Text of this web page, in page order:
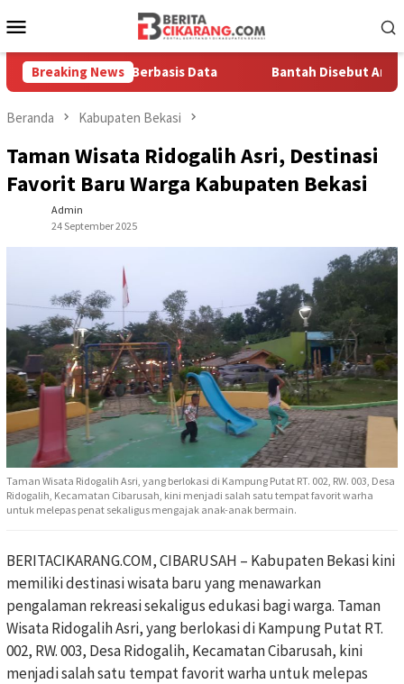
ke
Mobile
Breaking News
Solusi Berbasis Data Bantah Disebut Arogan, Kuasa
Beranda Kabupaten Bekasi
Taman Wisata Ridogalih Asri, Destinasi
Favorit Baru Warga Kabupaten Bekasi
Admin
24 September 2025
Taman Wisata Ridogalih Asri, yang berlokasi di Kampung Putat RT. 002, RW. 003, Desa
Ridogalih, Kecamatan Cibarusah, kini menjadi salah satu tempat favorit warha
untuk melepas penat sekaligus mengajak anak-anak bermain.
BERITACIKARANG.COM, CIBARUSAH – Kabupaten Bekasi kini
memiliki destinasi wisata baru yang menawarkan
pengalaman rekreasi sekaligus edukasi bagi warga. Taman
Wisata Ridogalih Asri, yang berlokasi di Kampung Putat RT.
002, RW. 003, Desa Ridogalih, Kecamatan Cibarusah, kini
menjadi salah satu tempat favorit warha untuk melepas